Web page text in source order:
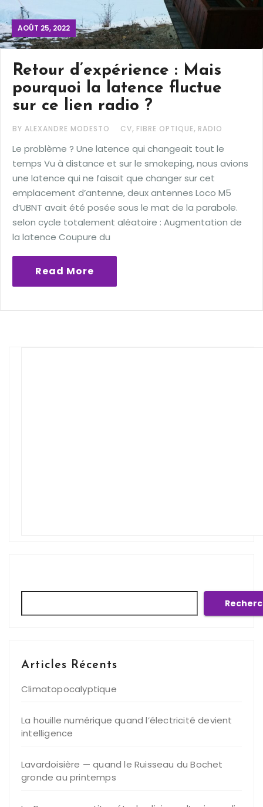
AOÛT 25, 2022
Retour d’expérience : Mais
pourquoi la latence fluctue
sur ce lien radio ?
BY ALEXANDRE MODESTO CV, FIBRE OPTIQUE, RADIO
Le problème ? Une latence qui changeait tout le
temps Vu à distance et sur le smokeping, nous avions
une latence qui ne faisait que changer sur cet
emplacement d’antenne, deux antennes Loco M5
d’UBNT avait été posée sous le mat de la parabole.
selon cycle totalement aléatoire : Augmentation de
la latence Coupure du
Read More
Articles Récents
Climatopocalyptique
La houille numérique quand l’électricité devient
intelligence
Lavardoisière — quand le Ruisseau du Bochet
gronde au printemps